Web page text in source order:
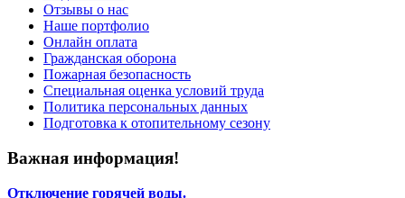
Отзывы о нас
Наше портфолио
Онлайн оплата
Гражданская оборона
Пожарная безопасность
Специальная оценка условий труда
Политика персональных данных
Подготовка к отопительному сезону
Важная информация!
Отключение горячей воды.